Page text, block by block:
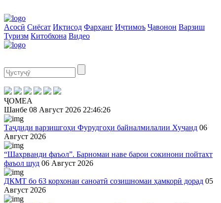
Асосӣ Сиёсат Иқтисод Фарҳанг Иҷтимоъ Ҷавонон Варзиш
Туризм Китобхона Видео
ҶОМЕА
Шанбе 08 Август 2026 22:46:26
Таҷдиди варзишгоҳи Фурудгоҳи байналмилалии Хуҷанд 06
Август 2026
“Шаҳрванди фаъол”. Барномаи наве барои сокинони пойтахт
фаъол шуд 06 Август 2026
ДКМТ бо 63 корхонаи саноатӣ созишномаи ҳамкорӣ дорад 05
Август 2026